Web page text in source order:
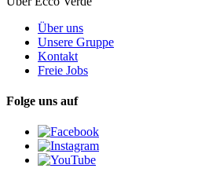
Über uns
Unsere Gruppe
Kontakt
Freie Jobs
Folge uns auf